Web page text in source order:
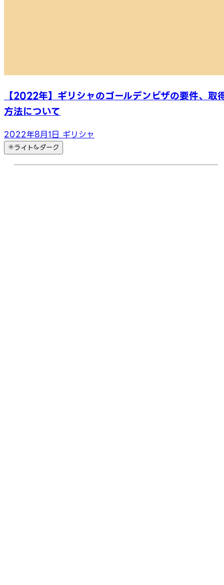
【2022年】ギリシャのゴールデンビザの要件、取
方法について
2022年8月1日 ギリシャ
ライト ダーク